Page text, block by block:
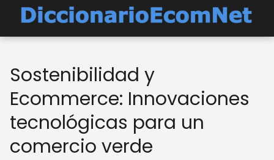
Sostenibilidad y
Ecommerce: Innovaciones
tecnológicas para un
comercio verde